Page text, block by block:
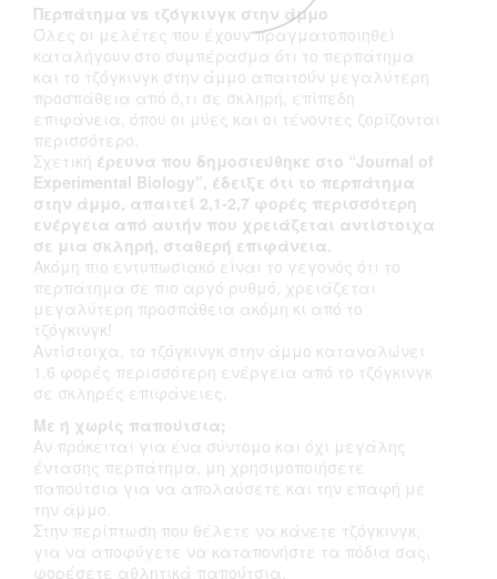
Περπάτημα vs τζόγκινγκ στην άμμο
Όλες οι μελέτες που έχουν πραγματοποιηθεί
καταλήγουν στο συμπέρασμα ότι το περπάτημα
και το τζόγκινγκ στην άμμο απαιτούν μεγαλύτερη
προσπάθεια από ό,τι σε σκληρή, επίπεδη
επιφάνεια, όπου οι μύες και οι τένοντες ζορίζονται
περισσότερο.
Σχετική έρευνα που δημοσιεύθηκε στο “Journal of
Experimental Biology”, έδειξε ότι το περπάτημα
στην άμμο, απαιτεί 2,1-2,7 φορές περισσότερη
ενέργεια από αυτήν που χρειάζεται αντίστοιχα
σε μια σκληρή, σταθερή επιφάνεια.
Ακόμη πιο εντυπωσιακό είναι το γεγονός ότι το
περπάτημα σε πιο αργό ρυθμό, χρειάζεται
μεγαλύτερη προσπάθεια ακόμη κι από το
τζόγκινγκ!
Αντίστοιχα, το τζόγκινγκ στην άμμο καταναλώνει
1,6 φορές περισσότερη ενέργεια από το τζόγκινγκ
σε σκληρές επιφάνειες.
Με ή χωρίς παπούτσια;
Αν πρόκειται για ένα σύντομο και όχι μεγάλης
έντασης περπάτημα, μη χρησιμοποιήσετε
παπούτσια για να απολαύσετε και την επαφή με
την άμμο.
Στην περίπτωση που θέλετε να κάνετε τζόγκινγκ,
για να αποφύγετε να καταπονήστε τα πόδια σας,
φορέσετε αθλητικά παπούτσια.